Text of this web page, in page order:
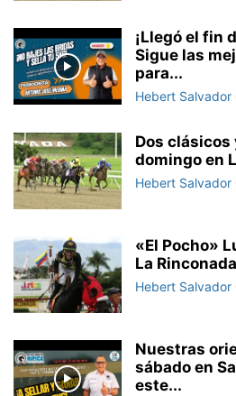
¡Llegó el fin
Sigue las
para...
Hebert Salvador
Dos clásicos
domingo en
Hebert Salvador
«El Pocho»
La Rinconada
Hebert Salvador
Nuestras
sábado en
este...